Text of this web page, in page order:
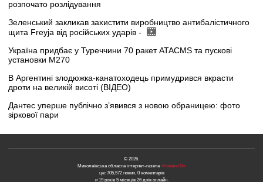
розпочато розлідування
Зеленський закликав захистити виробництво антибалістичного
щита Freyja від російських ударів -
Україна придбає у Туреччини 70 ракет ATACMS та пускові
установки M270
В Аргентині злодюжка-канатоходець примудрився вкрасти
дроти на великій висоті (ВІДЕО)
Дантес уперше публічно з’явився з новою обраницею: фото
зіркової пари
© 2026.
Миколаївська обласна інтернет-газета«Новини N»
це: 705,572 новин, 0 коментарів
и 19 років 5 місяців 26 днів онлайн.